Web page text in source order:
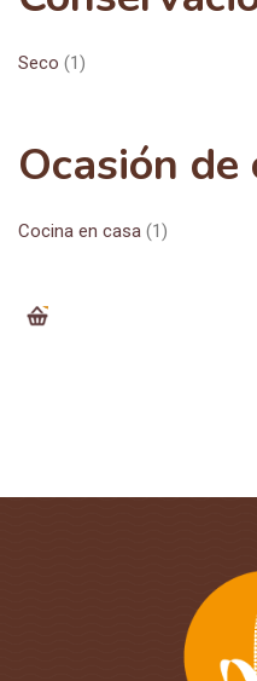
Seco (1)
Ocasión de
Cocina en casa (1)